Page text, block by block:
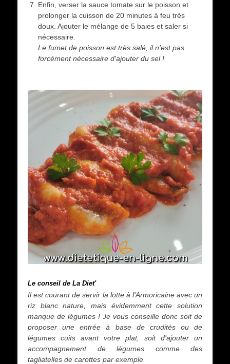
Enfin, verser la sauce tomate sur le poisson et
prolonger la cuisson de 20 minutes à feu très
doux. Ajouter le mélange de 5 baies et saler si
nécessaire.
Le fumet de poisson est très salé, il n'est pas
forcément nécessaire d'ajouter du sel !
Le conseil de La Diet'
Il est courant de servir la lotte à l'Armoricaine avec un
riz blanc nature, mais évidemment cette solution
manque de légumes ! Je vous conseille donc soit de
proposer une entrée à base de crudités ou de
légumes cuits avant votre plat, soit d'ajouter un
accompagnement de légumes comme des
tagliatelles de carottes par exemple.